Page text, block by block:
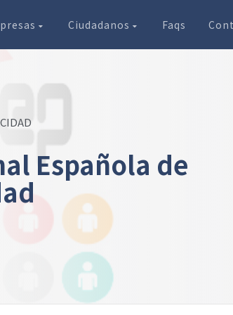
Ciudadanos Faqs
Española de